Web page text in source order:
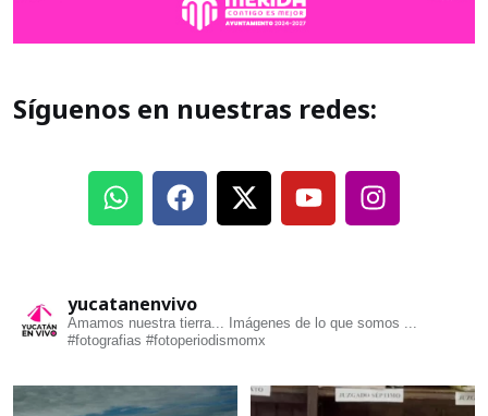
Síguenos en nuestras redes:
yucatanenvivo
Amamos nuestra tierra... Imágenes de lo que somos ...
#fotografias #fotoperiodismomx